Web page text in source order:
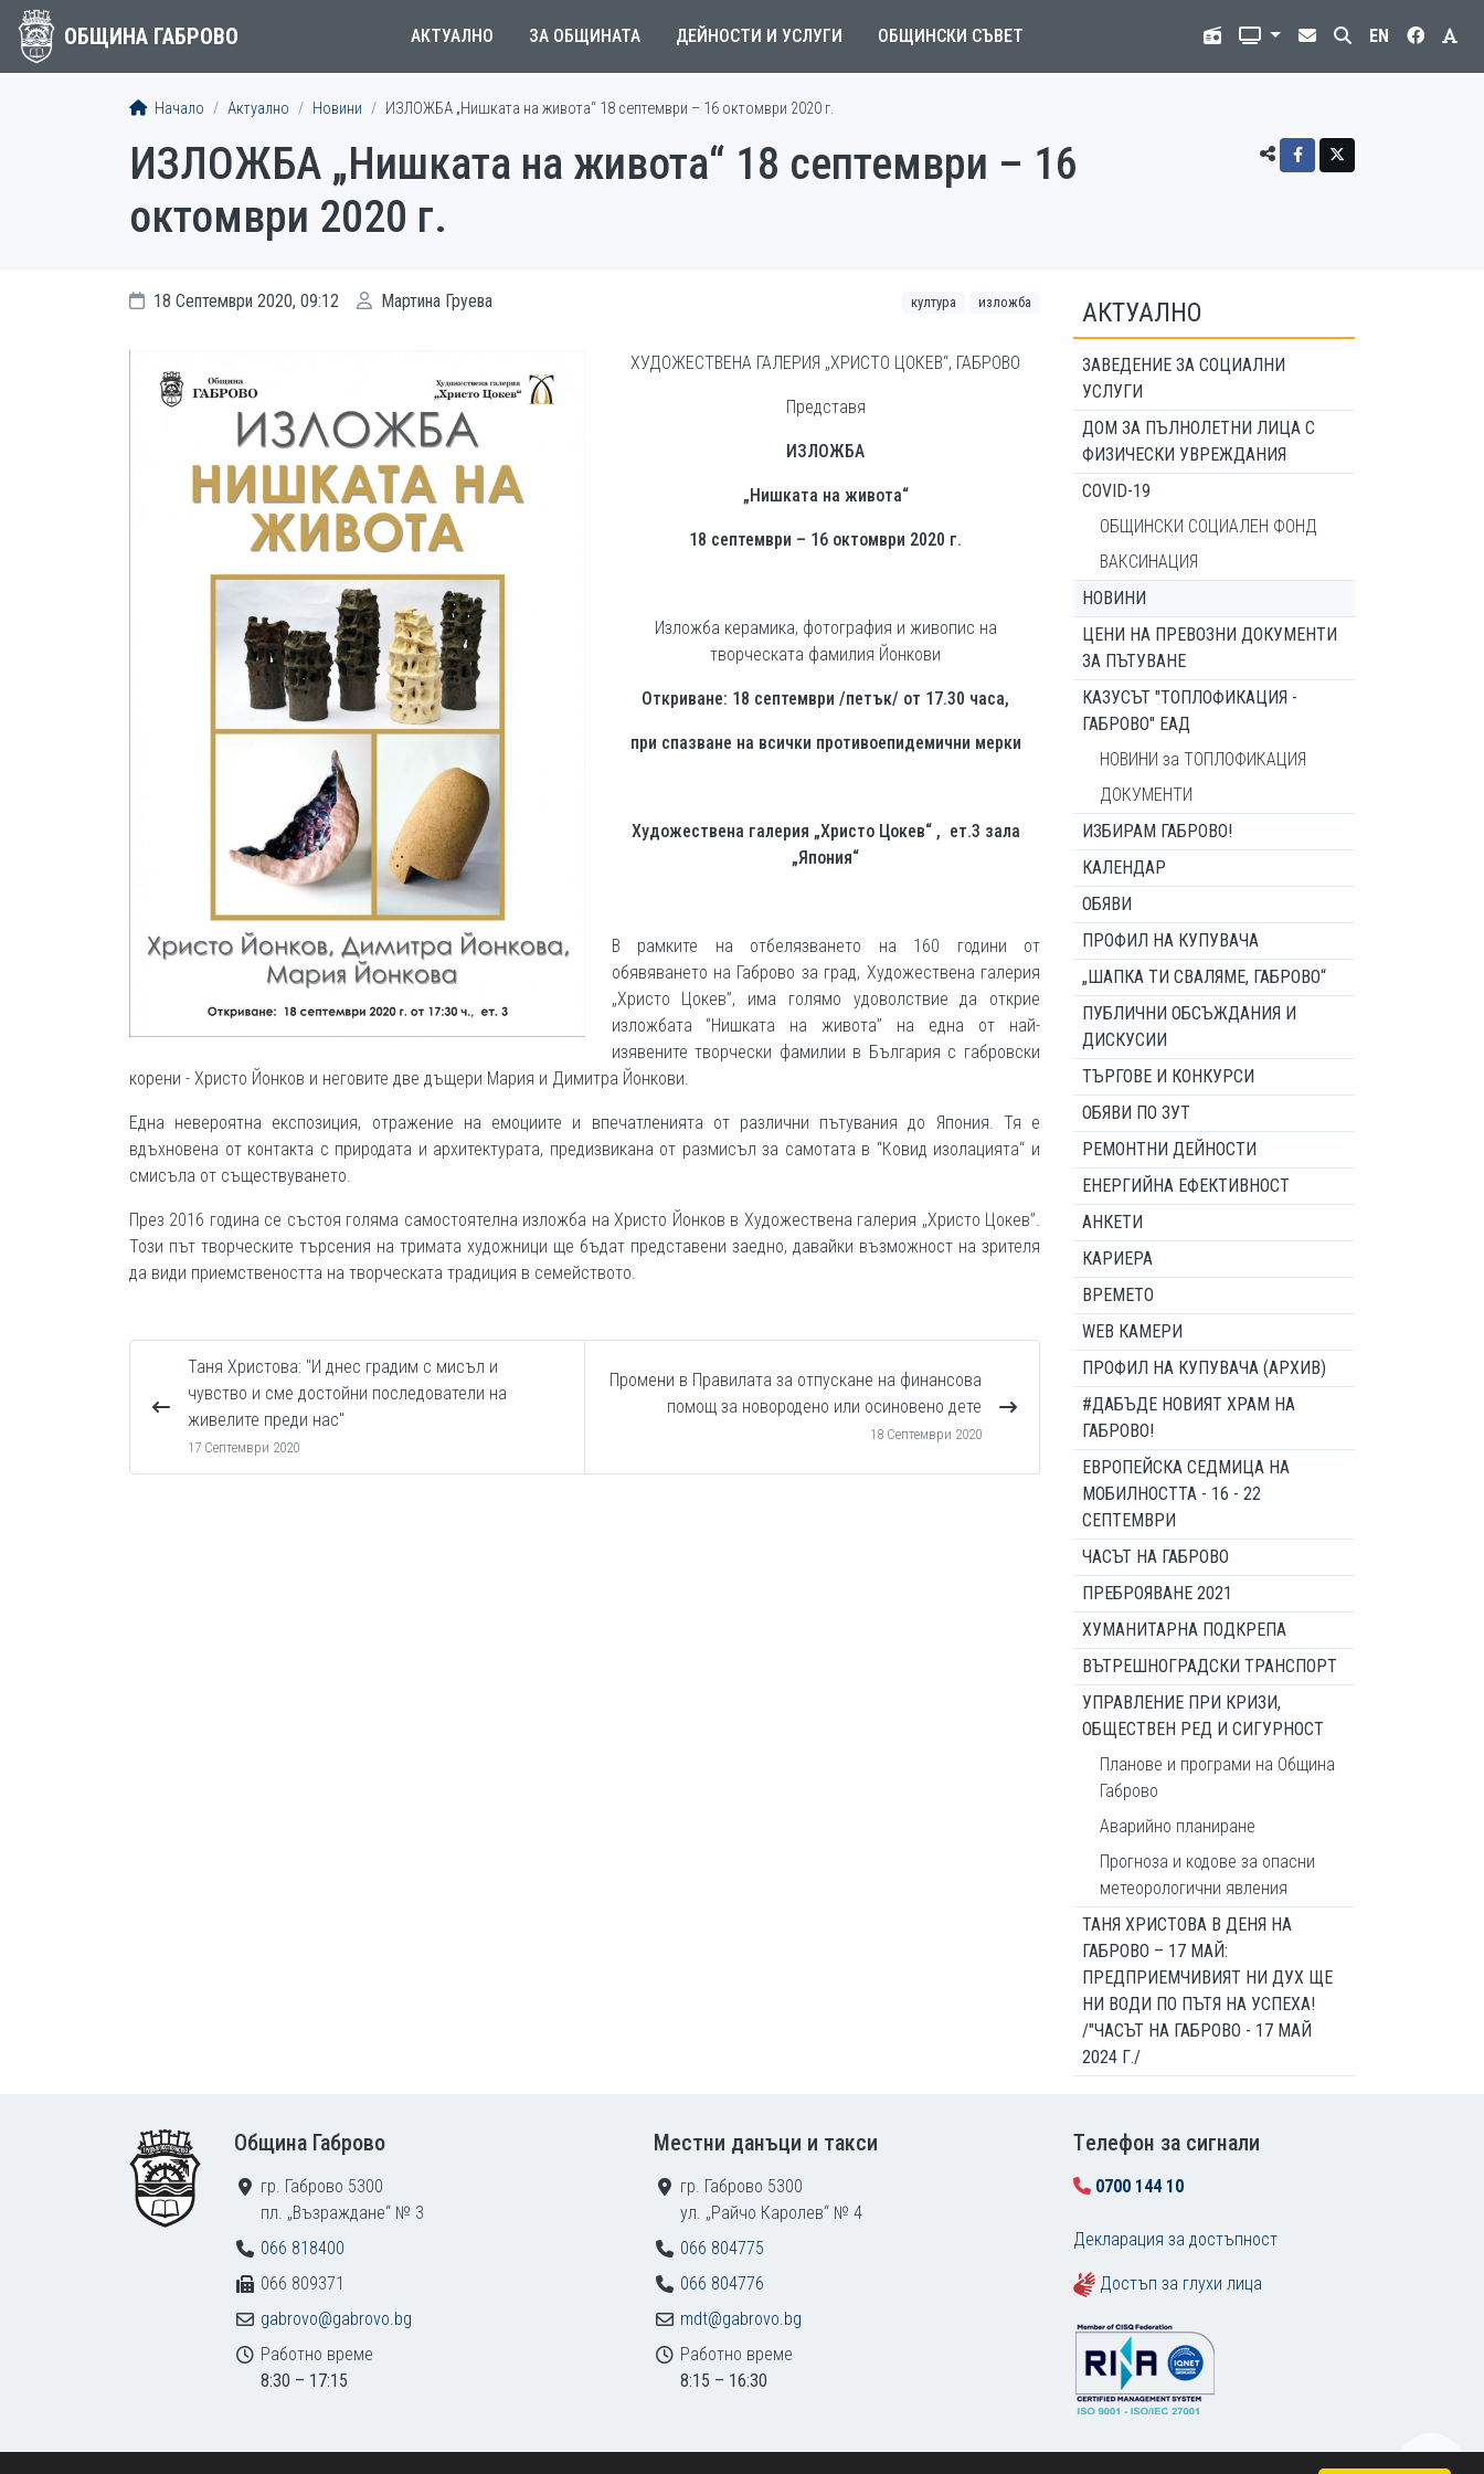
ОБЩИНА ГАБРОВО АКТУАЛНО ЗА ОБЩИНАТА ДЕЙНОСТИ И УСЛУГИ ОБЩИНСКИ СЪВЕТ EN
Начало Актуално Новини ИЗЛОЖБА „Нишката на живота“ 18 септември – 16 октомври 2020 г.
ИЗЛОЖБА „Нишката на живота“ 18 септември – 16
октомври 2020 г.
18 Септември 2020, 09:12 Мартина Груева култура изложба
ХУДОЖЕСТВЕНА ГАЛЕРИЯ „ХРИСТО ЦОКЕВ“, ГАБРОВО
Представя
ИЗЛОЖБА
„Нишката на живота“
18 септември – 16 октомври 2020 г.
Изложба керамика, фотография и живопис на
творческата фамилия Йонкови
Откриване: 18 септември /петък/ от 17.30 часа,
при спазване на всички противоепидемични мерки
Художествена галерия „Христо Цокев“ , ет.3 зала
„Япония“
В рамките на отбелязването на 160 години от
обявяването на Габрово за град, Художествена галерия
„Христо Цокев”, има голямо удоволствие да открие
изложбата ‘’Нишката на живота’’ на еднa от най-
изявените творчески фамилии в България с габровски
корени - Христо Йонков и неговите две дъщери Мария и Димитра Йонкови.
Една невероятна експозиция, отражение на емоциите и впечатленията от различни пътувания до Япония. Тя е
вдъхновена от контакта с природата и архитектурата, предизвикана от размисъл за самотата в “Ковид изолацията“ и
смисъла от съществуването.
През 2016 година се състоя голяма самостоятелна изложба на Христо Йонков в Художествена галерия „Христо Цокев”.
Този път творческите търсения на тримата художници ще бъдат представени заедно, давайки възможност на зрителя
да види приемствеността на творческата традиция в семейството.
Таня Христова: "И днес градим с мисъл и
чувство и сме достойни последователи на
живелите преди нас"
17 Септември 2020
Промени в Правилата за отпускане на финансова
помощ за новородено или осиновено дете
18 Септември 2020
АКТУАЛНО
ЗАВЕДЕНИЕ ЗА СОЦИАЛНИ
УСЛУГИ
ДОМ ЗА ПЪЛНОЛЕТНИ ЛИЦА С
ФИЗИЧЕСКИ УВРЕЖДАНИЯ
COVID-19
ОБЩИНСКИ СОЦИАЛЕН ФОНД
ВАКСИНАЦИЯ
НОВИНИ
ЦЕНИ НА ПРЕВОЗНИ ДОКУМЕНТИ
ЗА ПЪТУВАНЕ
КАЗУСЪТ "ТОПЛОФИКАЦИЯ -
ГАБРОВО" ЕАД
НОВИНИ за ТОПЛОФИКАЦИЯ
ДОКУМЕНТИ
ИЗБИРАМ ГАБРОВО!
КАЛЕНДАР
ОБЯВИ
ПРОФИЛ НА КУПУВАЧА
„ШАПКА ТИ СВАЛЯМЕ, ГАБРОВО“
ПУБЛИЧНИ ОБСЪЖДАНИЯ И
ДИСКУСИИ
ТЪРГОВЕ И КОНКУРСИ
ОБЯВИ ПО ЗУТ
РЕМОНТНИ ДЕЙНОСТИ
ЕНЕРГИЙНА ЕФЕКТИВНОСТ
АНКЕТИ
КАРИЕРА
ВРЕМЕТО
WEB КАМЕРИ
ПРОФИЛ НА КУПУВАЧА (АРХИВ)
#ДАБЪДЕ НОВИЯТ ХРАМ НА
ГАБРОВО!
ЕВРОПЕЙСКА СЕДМИЦА НА
МОБИЛНОСТТА - 16 - 22
СЕПТЕМВРИ
ЧАСЪТ НА ГАБРОВО
ПРЕБРОЯВАНЕ 2021
ХУМАНИТАРНА ПОДКРЕПА
ВЪТРЕШНОГРАДСКИ ТРАНСПОРТ
УПРАВЛЕНИЕ ПРИ КРИЗИ,
ОБЩЕСТВЕН РЕД И СИГУРНОСТ
Планове и програми на Община
Габрово
Аварийно планиране
Прогноза и кодове за опасни
метеорологични явления
ТАНЯ ХРИСТОВА В ДЕНЯ НА
ГАБРОВО – 17 МАЙ:
ПРЕДПРИЕМЧИВИЯТ НИ ДУХ ЩЕ
НИ ВОДИ ПО ПЪТЯ НА УСПЕХА!
/"ЧАСЪТ НА ГАБРОВО - 17 МАЙ
2024 Г./
Община Габрово
гр. Габрово 5300
пл. „Възраждане“ № 3
066 818400
066 809371
gabrovo@gabrovo.bg
Работно време
8:30 – 17:15
Местни данъци и такси
гр. Габрово 5300
ул. „Райчо Каролев“ № 4
066 804775
066 804776
mdt@gabrovo.bg
Работно време
8:15 – 16:30
Tелефон за сигнали
0700 144 10
Декларация за достъпност
Достъп за глухи лица